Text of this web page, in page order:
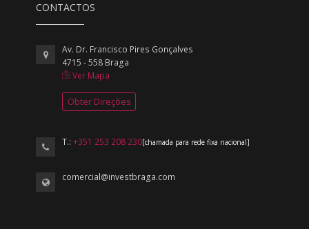
CONTACTOS
Av. Dr. Francisco Pires Gonçalves
4715 - 558 Braga
Ver Mapa
Obter Direções
T.:+351 253 208 230[chamada para rede fixa nacional]
comercial@investbraga.com